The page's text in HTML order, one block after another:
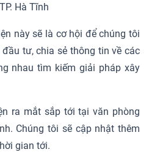
Hà Tĩnh
này sẽ là cơ hội để chúng tôi
tư, chia sẻ thông tin về các
nhau tìm kiếm giải pháp xây
ra mắt sắp tới tại văn phòng
Chúng tôi sẽ cập nhật thêm
gian tới.